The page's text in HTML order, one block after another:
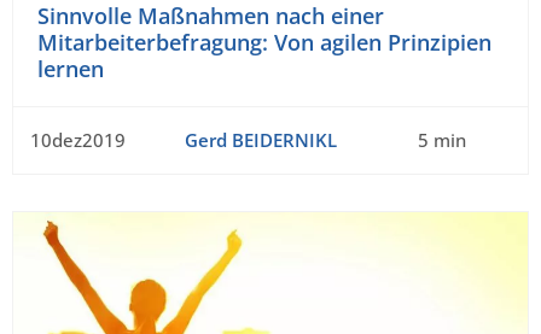
Sinnvolle Maßnahmen nach einer
Mitarbeiterbefragung: Von agilen Prinzipien
lernen
10dez2019 Gerd BEIDERNIKL 5 min